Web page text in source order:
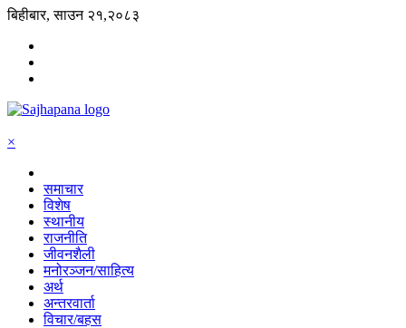
बिहीबार, साउन २१,२०८३
×
समाचार
विशेष
स्थानीय
राजनीति
जीवनशैली
मनोरञ्जन/साहित्य
अर्थ
अन्तरवार्ता
विचार/बहस